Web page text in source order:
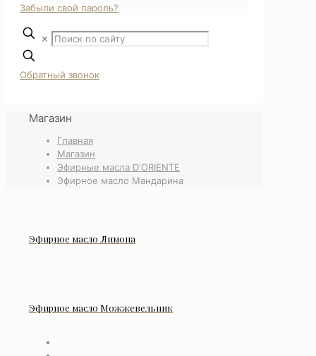
Забыли свой пароль?
✕
Обратный звонок
Магазин
Главная
Магазин
Эфирные масла D'ORIENTE
Эфирное масло Мандарина
Эфирное масло Лимона
Эфирное масло Можжевельник